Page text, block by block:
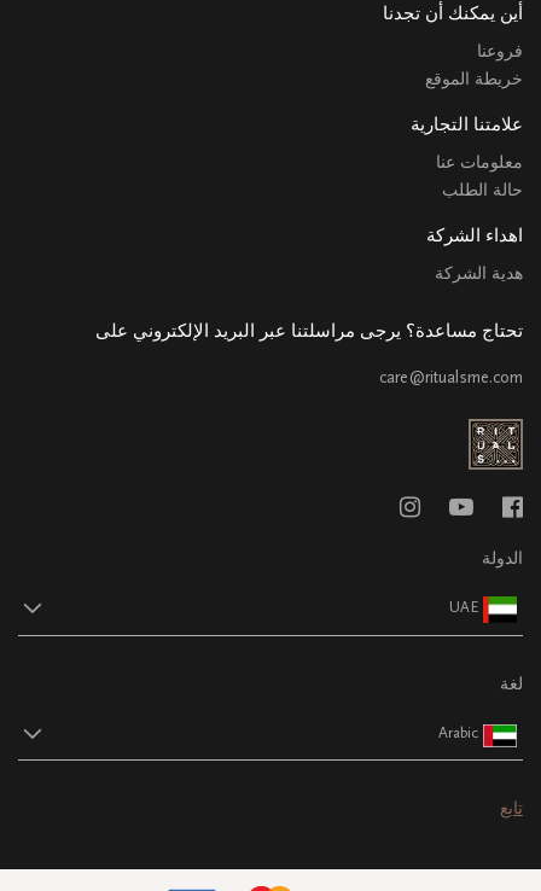
أين يمكنك أن تجدنا
فروعنا
خريطة الموقع
علامتنا التجارية
معلومات عنا
حالة الطلب
اهداء الشركة
هدية الشركة
تحتاج مساعدة؟ يرجى مراسلتنا عبر البريد الإلكتروني على
care@ritualsme.com
الدولة
UAE
لغة
Arabic
تابع